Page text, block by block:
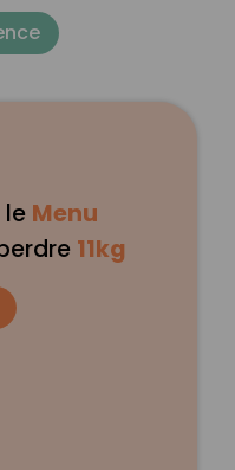
le Menu
11kg